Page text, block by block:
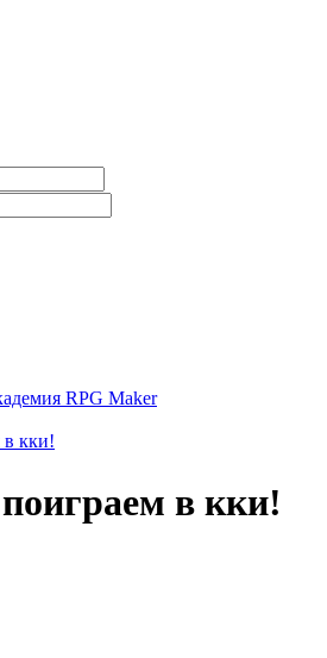
RPG Maker
в кки!
в кки!